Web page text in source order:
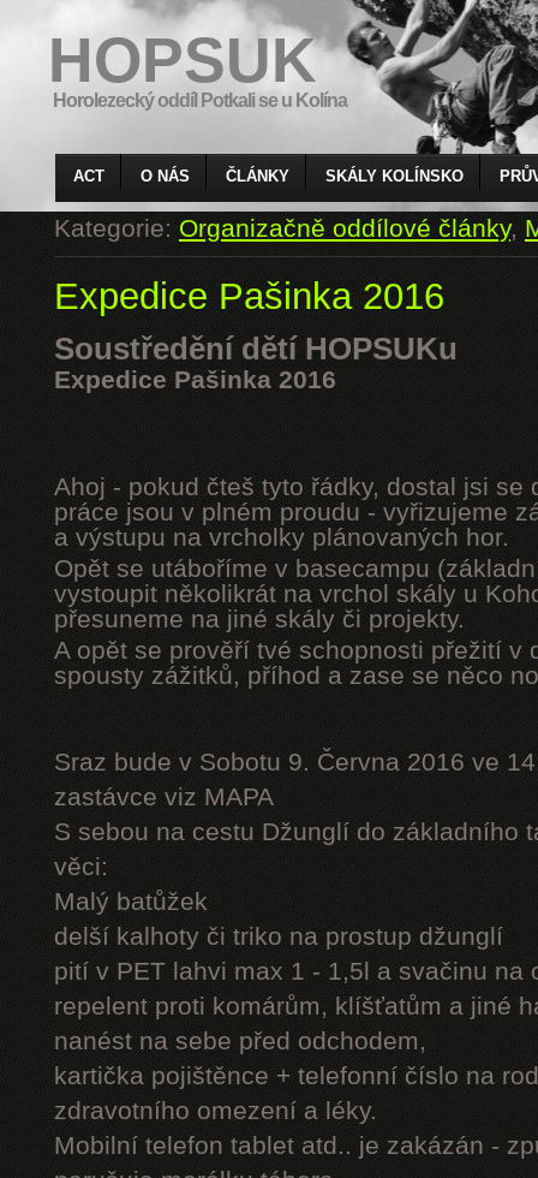
HOPSUK
Horolezecký oddíl Potkali se u Kolína
ACT O NÁS ČLÁNKY SKÁLY KOLÍNSKO
Kategorie:Organizačně oddílové články,
Expedice Pašinka 2016
Soustředění dětí HOPSUKu
Expedice Pašinka 2016
Ahoj - pokud čteš tyto řádky, dostal jsi se
práce jsou v plném proudu - vyřizujeme
a výstupu na vrcholky plánovaných hor.
Opět se utáboříme v basecampu
vystoupit několikrát na vrchol skály u
přesuneme na jiné skály či projekty.
A opět se prověří tvé schopnosti přežití v
spousty zážitků, příhod a zase se něco
Sraz bude v Sobotu 9. Června 2016 ve
zastávce viz MAPA
S sebou na cestu Džunglí do základního
věci:
Malý batůžek
delší kalhoty či triko na prostup džunglí
pití v PET lahvi max 1 - 1,5l a svačinu na
repelent proti komárům, klíšťatům a jiné
nanést na sebe před odchodem,
kartička pojištěnce + telefonní číslo na
zdravotního omezení a léky.
Mobilní telefon tablet atd.. je zakázán -